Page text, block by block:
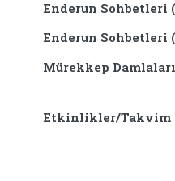
Enderun Sohbetleri
Enderun Sohbetleri
Mürekkep
Etkinlikler/Takvim